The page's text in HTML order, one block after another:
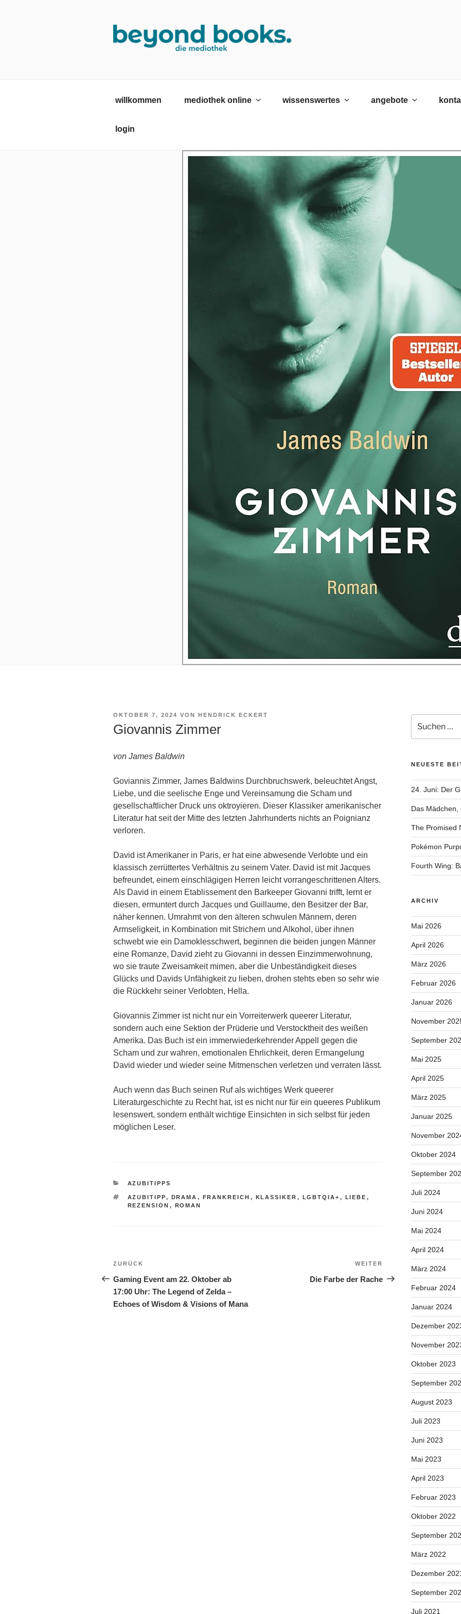
willkommen mediothek online wissenswertes angebote
login
VERÖFFENTLICHT
OKTOBER 7, 2024 VON HENDRICK ECKERT
Giovannis Zimmer
von James Baldwin
Goviannis Zimmer, James Baldwins Durchbruchswerk, beleuchtet Angst,
Liebe, und die seelische Enge und Vereinsamung die Scham und
gesellschaftlicher Druck uns oktroyieren. Dieser Klassiker amerikanischer
Literatur hat seit der Mitte des letzten Jahrhunderts nichts an Poignianz
verloren.
David ist Amerikaner in Paris, er hat eine abwesende Verlobte und ein
klassisch zerrüttertes Verhältnis zu seinem Vater. David ist mit Jacques
befreundet, einem einschlägigen Herren leicht vorrangeschrittenen Alters.
Als David in einem Etablissement den Barkeeper Giovanni trifft, lernt er
diesen, ermuntert durch Jacques und Guillaume, den Besitzer der Bar,
näher kennen. Umrahmt von den älteren schwulen Männern, deren
Armseligkeit, in Kombination mit Strichern und Alkohol, über ihnen
schwebt wie ein Damoklesschwert, beginnen die beiden jungen Männer
eine Romanze, David zieht zu Giovanni in dessen Einzimmerwohnung,
wo sie traute Zweisamkeit mimen, aber die Unbeständigkeit dieses
Glücks und Davids Unfähigkeit zu lieben, drohen stehts eben so sehr wie
die Rückkehr seiner Verlobten, Hella.
Giovannis Zimmer ist nicht nur ein Vorreiterwerk queerer Literatur,
sondern auch eine Sektion der Prüderie und Verstocktheit des weißen
Amerika. Das Buch ist ein immerwiederkehrender Appell gegen die
Scham und zur wahren, emotionalen Ehrlichkeit, deren Ermangelung
David wieder und wieder seine Mitmenschen verletzen und verraten lässt.
Auch wenn das Buch seinen Ruf als wichtiges Werk queerer
Literaturgeschichte zu Recht hat, ist es nicht nur für ein queeres Publikum
lesenswert, sondern enthält wichtige Einsichten in sich selbst für jeden
möglichen Leser.
KATEGORIEN
AZUBITIPPS
SCHLAGWÖRTER
AZUBITIPP, DRAMA , FRANKREICH , KLASSIKER , LGBTQIA+ , LIEBE ,
REZENSION , ROMAN
Beitragsnavigation
Vorheriger
Beitrag
ZURÜCK
Gaming Event am 22. Oktober ab
17:00 Uhr: The Legend of Zelda –
Echoes of Wisdom & Visions of Mana
Nächster
Beitrag
WEITER
Die Farbe der Rache
nach:
NEUESTE
24. Juni: Der
Das
The Promised
Pokémon
Fourth Wing:
ARCHIV
Mai 2026
April 2026
März 2026
Februar 2026
Januar 2026
November
September
Mai 2025
April 2025
März 2025
Januar 2025
November
Oktober 2024
September
Juli 2024
Juni 2024
Mai 2024
April 2024
März 2024
Februar 2024
Januar 2024
Dezember
November
Oktober 2023
September
August 2023
Juli 2023
Juni 2023
Mai 2023
April 2023
Februar 2023
Oktober 2022
September
März 2022
Dezember
September
Juli 2021